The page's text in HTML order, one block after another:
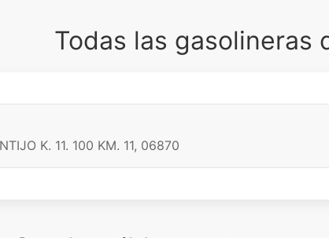
Todas las gasolineras
K. 11. 100 KM. 11, 06870